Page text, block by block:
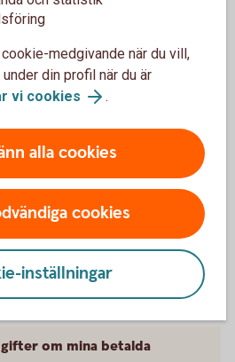
i internetbanken?
avvisad trots att jag
på förfallodagen?
min
om mina betalda
medgivande när du vill,
din profil när du är
vi cookies .
alla cookies
cookies
inställningar